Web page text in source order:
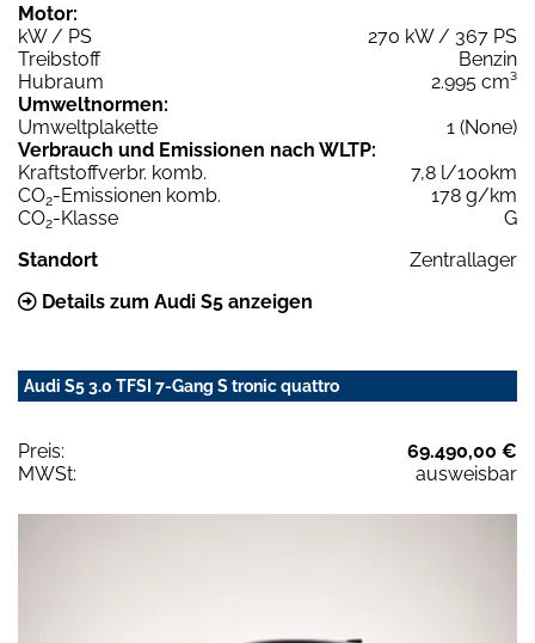
Motor:
kW / PS
270 kW / 367 PS
Treibstoff
Benzin
Hubraum
2.995 cm³
Umweltnormen:
Umweltplakette
1 (None)
Verbrauch und Emissionen nach WLTP:
Kraftstoffverbr. komb.
7,8 l/100km
CO2-Emissionen komb.
178 g/km
CO2-Klasse
G
Standort
Zentrallager
Details zum Audi S5 anzeigen
Audi S5 3.0 TFSI 7-Gang S tronic quattro
Preis:
69.490,00 €
MWSt:
ausweisbar